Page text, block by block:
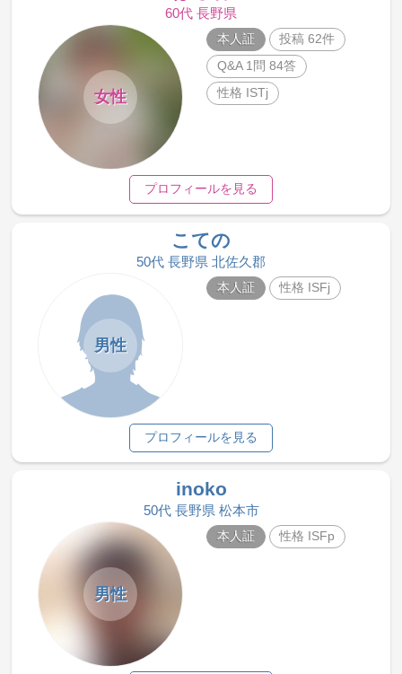
60代 長野県
女性
本人証
投稿 62件
Q&A 1問 84答
性格 ISTj
プロフィールを見る
こての
50代 長野県 北佐久郡
男性
本人証 性格 ISFj
プロフィールを見る
inoko
50代 長野県 松本市
男性
本人証 性格 ISFp